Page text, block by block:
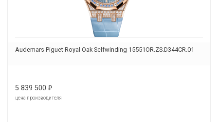
Audemars Piguet Royal Oak Selfwinding 15551OR.ZS.D344CR.01
5 839 500 ₽
цена производителя